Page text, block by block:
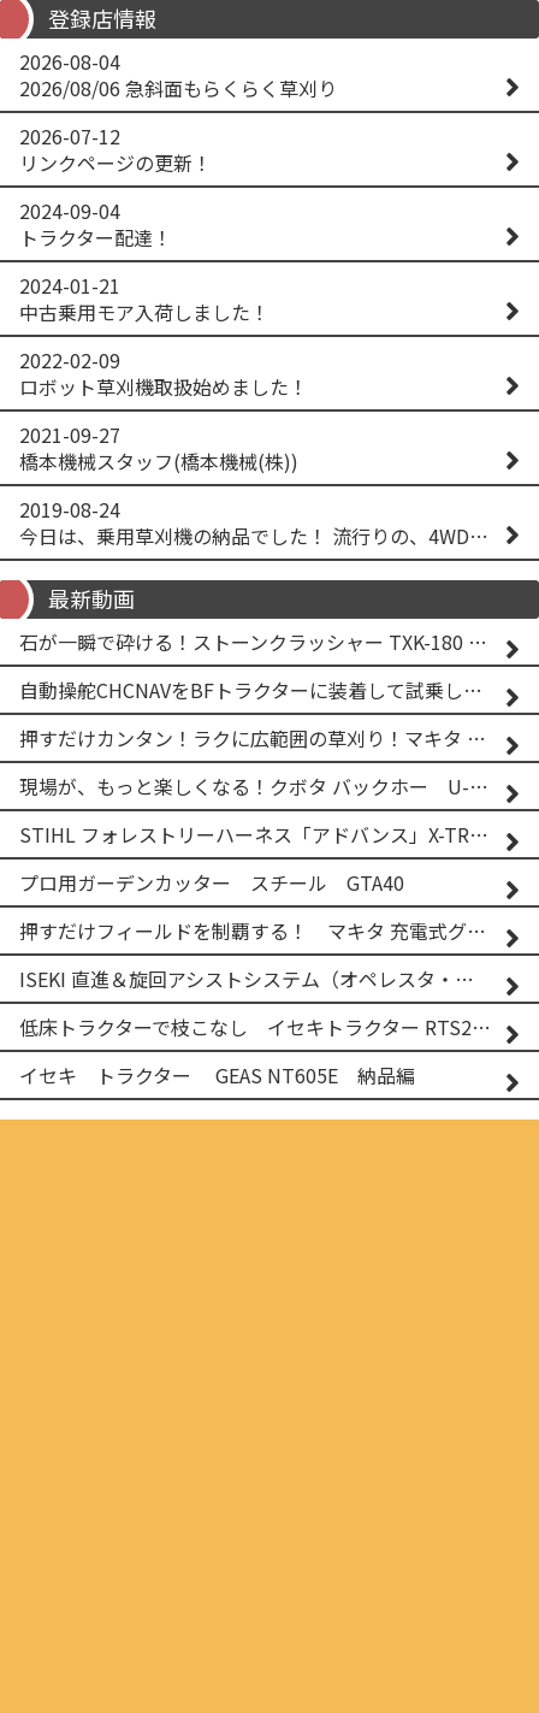
登録店情報
2026-08-04
2026/08/06 急斜面もらくらく草刈り
2026-07-12
リンクページの更新！
2024-09-04
トラクター配達！
2024-01-21
中古乗用モア入荷しました！
2022-02-09
ロボット草刈機取扱始めました！
2021-09-27
橋本機械スタッフ(橋本機械(株))
2019-08-24
今日は、乗用草刈機の納品でした！ 流行りの、4WD！ #イセキアグリ #オーレック #四駆 #増税間近
最新動画
石が一瞬で砕ける！ストーンクラッシャー TXK-180 実演
自動操舵CHCNAVをBFトラクターに装着して試乗してみた！！ CHCNAV NX610
押すだけカンタン！ラクに広範囲の草刈り！マキタ バッテリー式草刈り機 MUG001G 2
現場が、もっと楽しくなる！クボタ バックホー U-25-3A
STIHL フォレストリーハーネス「アドバンス」X-TREEm
プロ用ガーデンカッター スチール GTA40
押すだけフィールドを制覇する！ マキタ 充電式グランドトリマー MUG001G
ISEKI 直進＆旋回アシストシステム（オペレスタ・ターン）搭載 イセキ 乗用田植機 PRJ8D-ZJL
低床トラクターで枝こなし イセキトラクター RTS205NS & フレールモア FNC1202F
イセキ トラクター GEAS NT605E 納品編